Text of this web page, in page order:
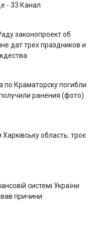
- 33 Канал
законопроект об
дат трех праздников и
по Краматорску погибли
ранения (фото)
Харківську область: троє
системі України
причини